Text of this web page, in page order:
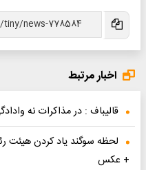
اخبار مرتبط
قالیباف : در مذاکرات نه
لحظه سوگند یاد کردن هیئت
+ عکس